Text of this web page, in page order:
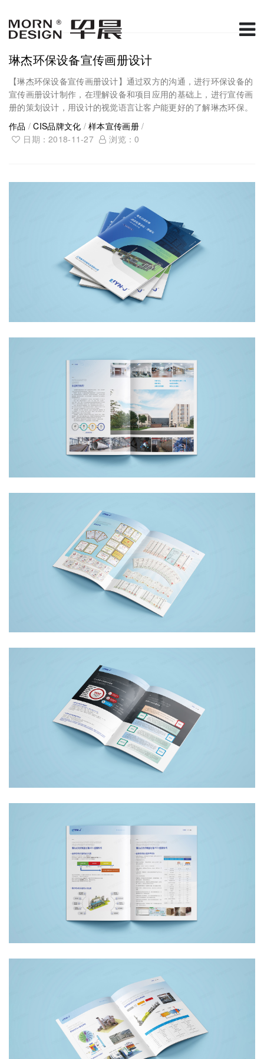
琳杰环保设备宣传画册设计
【琳杰环保设备宣传画册设计】通过双方的沟通，进行环保设备的
宣传画册设计制作，在理解设备和项目应用的基础上，进行宣传画
册的策划设计，用设计的视觉语言让客户能更好的了解琳杰环保。
作品 /CIS品牌文化 /样本宣传画册/
日期：2018-11-27
浏览：0